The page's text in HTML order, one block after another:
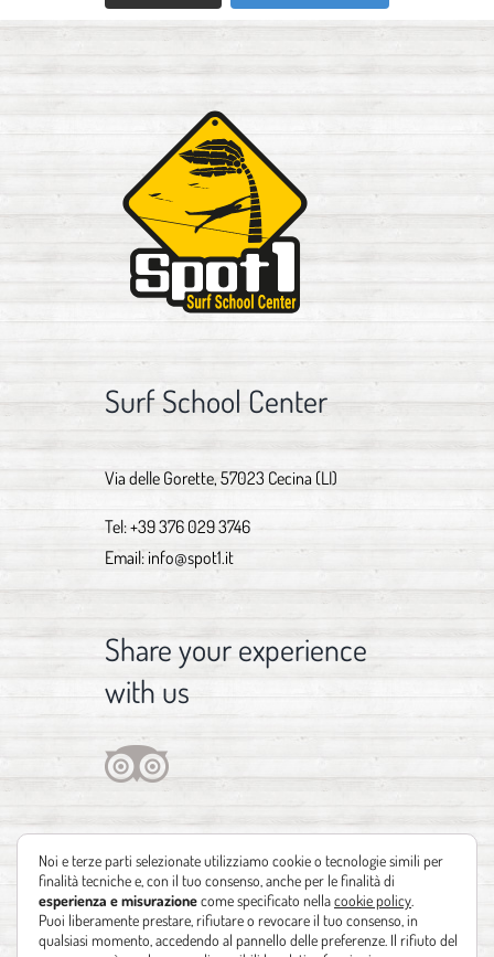
Surf School Center
Via delle Gorette, 57023 Cecina (LI)
Tel:+39 376 029 3746
Email: info@spot1.it
Share your experience
with us
Noi e terze parti selezionate utilizziamo cookie o tecnologie simili per
finalità tecniche e, con il tuo consenso, anche per le finalità di
esperienza e misurazionecome specificato nellacookie policy
Puoi liberamente prestare, rifiutare o revocare il tuo consenso, in
qualsiasi momento, accedendo al pannello delle preferenze. Il rifiuto del